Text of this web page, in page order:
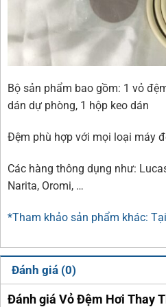
Bộ sản phẩm bao gồm: 1 vỏ
dán dự phòng, 1 hộp keo dán
Đệm phù hợp với mọi loại máy
Các hàng thông dụng như:
Narita, Oromi, …
*Tham khảo sản phẩm khác:
Đánh giá (0)
Đánh giá Vỏ Đệm Hơi Thay